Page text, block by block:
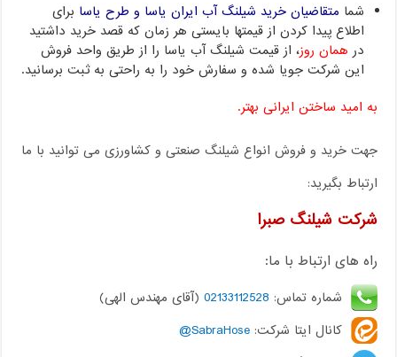
شما متقاضیان خرید شیلنگ آب ایران یاسا و طرح یاسا برای
اطلاع پیدا کردن از قیمتها بایستی هر زمان که قصد خرید داشتید
در همان روز، از قیمت شیلنگ آب یاسا را از طریق واحد فروش
این شرکت جویا شده و سفارش خود را به راحتی به ثبت برسانید.
به امید ساختن ایرانی بهتر.
جهت خرید و فروش انواع شیلنگ صنعتی و کشاورزی می توانید با ما
ارتباط بگیرید:
شرکت شیلنگ صبرا
راه های ارتباط با ما:
شماره تماس: 02133112528 (آقای مهندس الهی)
کانال ایتا شرکت:SabraHose@